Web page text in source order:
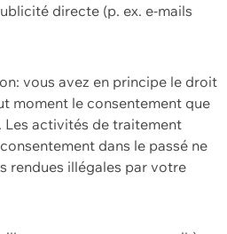
directe (p. ex. e-mails
vous avez en principe le droit
moment le consentement que
Les activités de traitement
dans le passé ne
rendues illégales par votre